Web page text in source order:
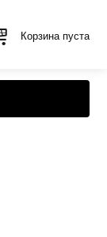
Корзина пуста